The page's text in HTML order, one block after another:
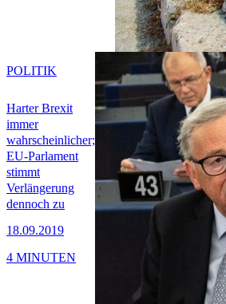
Harter Brexit
immer
wahrscheinlicher;
EU-Parlament
stimmt
Verlängerung
dennoch zu
18.09.2019
POLITIK
4 MINUTEN